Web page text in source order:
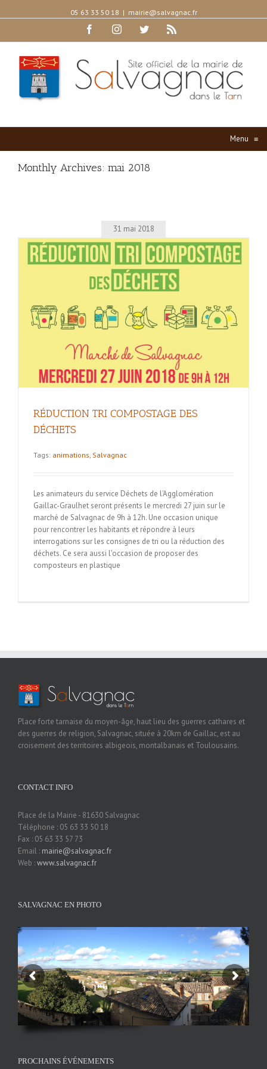
05 63 33 50 18 | mairie@salvagnac.fr
FacebookInstagramTwitter
Menu ≡
Monthly Archives: mai 2018
31 mai 2018
RÉDUCTION TRI COMPOSTAGE DES
DÉCHETS
Tags: animations Salvagnac
Les animateurs du service Déchets de l'Agglomération
Gaillac-Graulhet seront présents le mercredi 27 juin sur le
marché de Salvagnac de 9h à 12h. Une occasion unique
pour rencontrer les habitants et répondre à leurs
interrogations sur les consignes de tri ou la réduction des
déchets. Ce sera aussi l'occasion de proposer des
composteurs en plastique
Place forte tarnaise du moyen-âge, haut lieu des guerres cathares et
des guerres de religion, Salvagnac, située à 20km de Gaillac, est au
croisement des territoires albigeois, montalbanais et Toulousains.
CONTACT INFO
Place de la Mairie - 81630 Salvagnac
Téléphone : 05 63 33 50 18
Fax : 05 63 33 57 73
Email : mairie@salvagnac.fr
Web :www.salvagnac.fr
SALVAGNAC EN PHOTO
PROCHAINS ÉVÉNEMENTS